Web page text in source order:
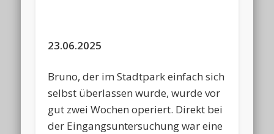
23.06.2025
Bruno, der im Stadtpark einfach sich
selbst überlassen wurde, wurde vor
gut zwei Wochen operiert. Direkt bei
der Eingangsuntersuchung war eine